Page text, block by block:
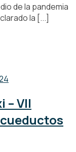
de la pandemia
la [...]
– VII